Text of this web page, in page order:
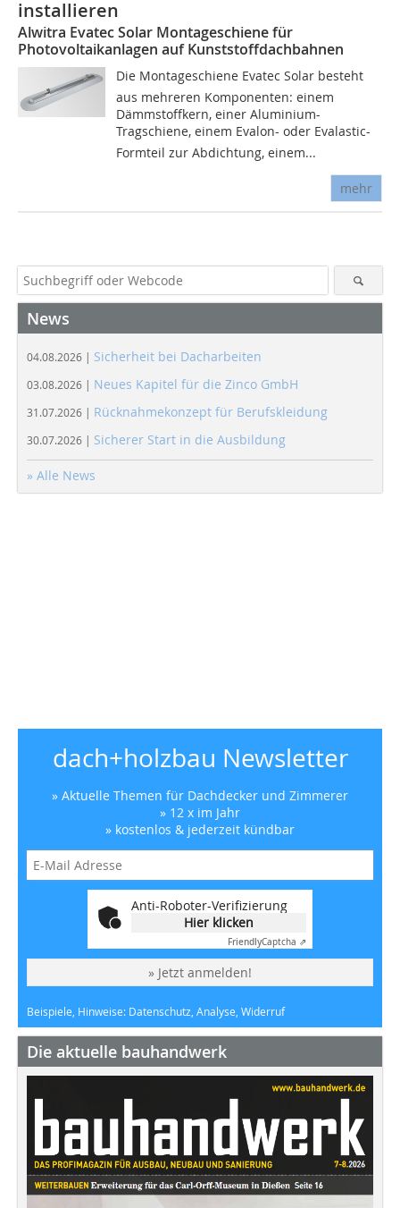
installieren
Alwitra Evatec Solar Montageschiene für
Photovoltaikanlagen auf Kunststoffdachbahnen
Die Montageschiene Evatec Solar besteht
aus mehreren Komponenten: einem
Dämmstoffkern, einer Aluminium-
Tragschiene, einem Evalon- oder Evalastic-
Formteil zur Abdichtung, einem...
mehr
News
04.08.2026 | Sicherheit bei Dacharbeiten
03.08.2026 | Neues Kapitel für die Zinco GmbH
31.07.2026 | Rücknahmekonzept für Berufskleidung
30.07.2026 | Sicherer Start in die Ausbildung
» Alle News
dach+holzbau Newsletter
» Aktuelle Themen für Dachdecker und Zimmerer
» 12 x im Jahr
» kostenlos & jederzeit kündbar
Anti-Roboter-Verifizierung
Hier klicken
FriendlyCaptcha ⇗
» Jetzt anmelden!
Beispiele, Hinweise: Datenschutz, Analyse, Widerruf
Die aktuelle bauhandwerk